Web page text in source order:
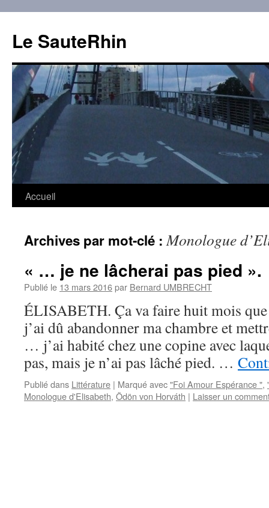
contenu
Le SauteRhin
Accueil
Archives par mot-clé :Monologue
« … je ne lâcherai pas pied ».
Publié le 13 mars 2016par Bernard UMBRECHT
ÉLISABETH. Ça va faire huit mois
j’ai dû abandonner ma chambre et
… j’ai habité chez une copine avec
pas, mais je n’ai pas lâché pied. …
Publié dans Littérature | Marqué avec"Foi Amour Espérance ",
Monologue d'Elisabeth, Ödön von Horváth | Laisser un